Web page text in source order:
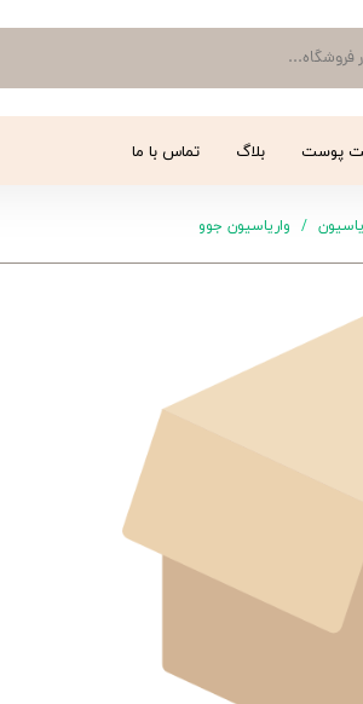
پوست بلاگ تماس با ما
واریاسیون جوو